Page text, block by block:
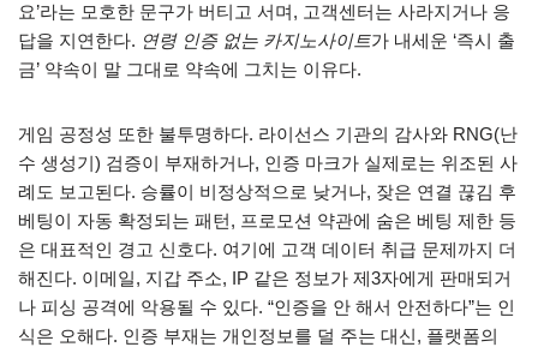
요’라는 모호한 문구가 버티고 서며, 고객센터는 사라지거나 응
답을 지연한다. 연령 인증 없는 카지노사이트가 내세운 ‘즉시 출
금’ 약속이 말 그대로 약속에 그치는 이유다.
게임 공정성 또한 불투명하다. 라이선스 기관의 감사와 RNG(난
수 생성기) 검증이 부재하거나, 인증 마크가 실제로는 위조된 사
례도 보고된다. 승률이 비정상적으로 낮거나, 잦은 연결 끊김 후
베팅이 자동 확정되는 패턴, 프로모션 약관에 숨은 베팅 제한 등
은 대표적인 경고 신호다. 여기에 고객 데이터 취급 문제까지 더
해진다. 이메일, 지갑 주소, IP 같은 정보가 제3자에게 판매되거
나 피싱 공격에 악용될 수 있다. “인증을 안 해서 안전하다”는 인
식은 오해다. 인증 부재는 개인정보를 덜 주는 대신, 플랫폼의